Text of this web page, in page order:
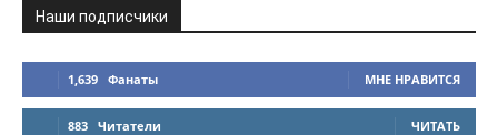
Наши подписчики
1,639 Фанаты МНЕ НРАВИТСЯ
883 Читатели ЧИТАТЬ